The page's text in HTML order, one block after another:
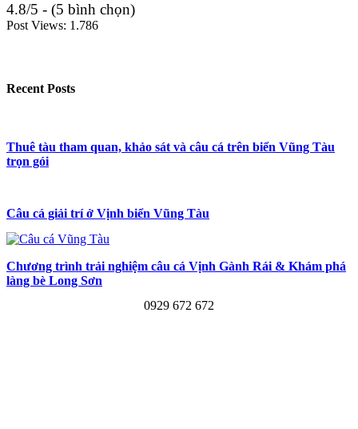
4.8/5 - (5 bình chọn)
Post Views: 1.786
Recent Posts
Thuê tàu tham quan, khảo sát và câu cá trên biển Vũng Tàu
trọn gói
Câu cá giải trí ở Vịnh biển Vũng Tàu
Chương trình trải nghiệm câu cá Vịnh Gành Rái & Khám phá
làng bè Long Sơn
0929 672 672